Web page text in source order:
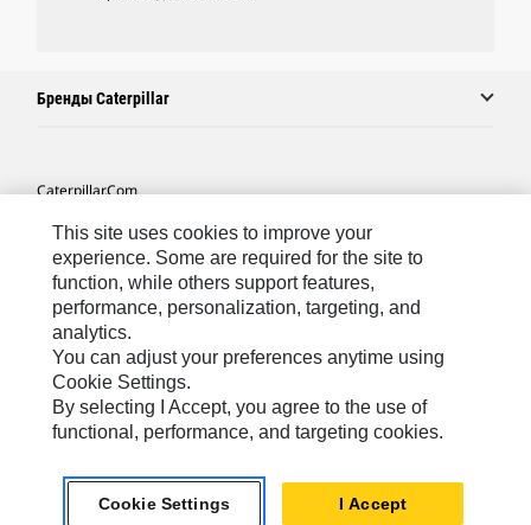
Бренды Caterpillar
Caterpillar.com
Связаться С Caterpillar
Карта Сайта
Cookie Settings
Юридическая Информация
Конфиденциальность Личных Данных
CIS - Russian© 2026 Caterpillar. Все права сохранены.
This site uses cookies to improve your
experience. Some are required for the site to
function, while others support features,
performance, personalization, targeting, and
analytics.
You can adjust your preferences anytime using
Cookie Settings.
By selecting I Accept, you agree to the use of
functional, performance, and targeting cookies.
Cookie Settings I Accept